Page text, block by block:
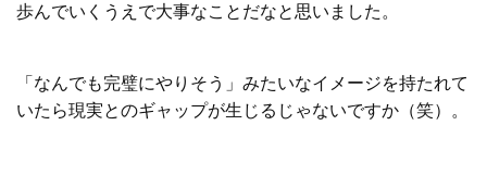
歩んでいくうえで大事なことだなと思いました。
「なんでも完璧にやりそう」みたいなイメージを持たれて
いたら現実とのギャップが生じるじゃないですか（笑）。